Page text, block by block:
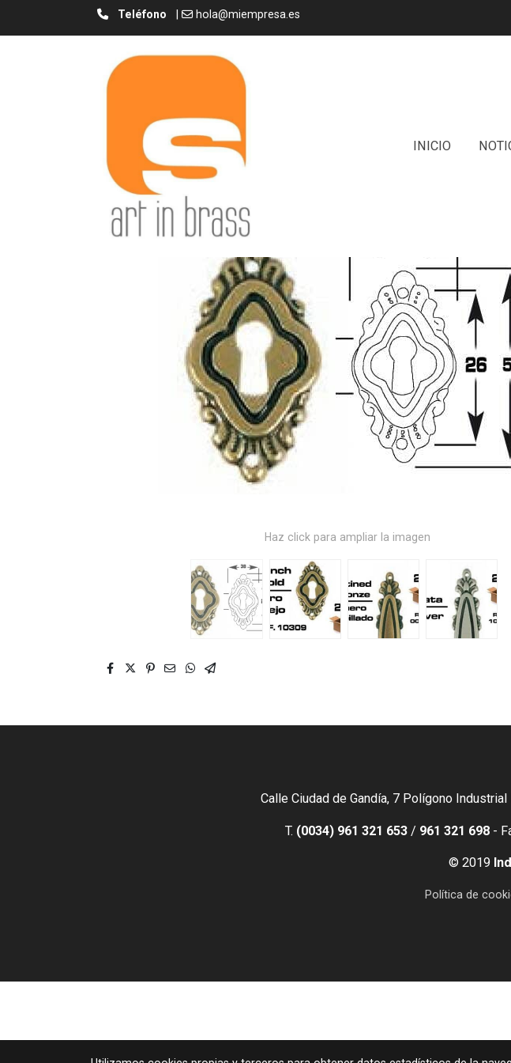
Teléfono hola@miempresa.es
INICIO
Bocallave Vertical/ Key Hole
Haz click para ampliar la imagen
Calle Ciudad de Gandía, 7 Polígono
T. (0034) 961 321 653 / 961 321 698 -
© 2019
Política de